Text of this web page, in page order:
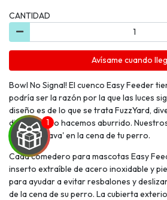
CANTIDAD
Avísame cuando
Bowl No Signal! El cuenco Easy Feeder
podría ser la razón por la que las luces
diseño es de lo que se trata FuzzYard,
diferente! No hacemos aburrido.
ponen el flava' en la cena de tu perro.
Cada comedero para mascotas Easy
inserto extraíble de acero inoxidable y
para ayudar a evitar resbalones y
de la cena de su perro. La cubierta